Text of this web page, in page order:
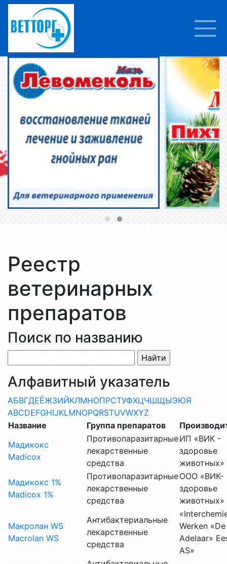
Реестр
ветеринарных
препаратов
Поиск по названию
Алфавитный указатель
АБВГДЕЁЖЗИЙКЛМНОПРСТУФХЦЧШЩЫЭЮЯ
ABCDEFGHIJKLMNOPQRSTUVWXYZ
Название
Группа препаратов
Мадикокс
Madicoх
Противопаразитарные
лекарственные
средства
ИП «ВИК -
здоровье
животных»
Мадикокс 1%
Madicoх 1%
Противопаразитарные
лекарственные
средства
ООО «ВИК-
здоровье
животных»
Макролан WS
Macrolan WS
Антибактериальные
лекарственные
средства
Werken «De
Adelaar»
AS»